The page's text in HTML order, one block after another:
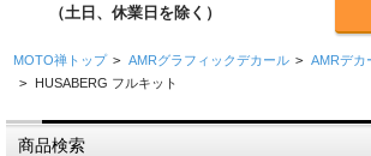
（土日、休業日を除く）
MOTO禅トップ > AMRグラフィックデカール > AMRデカ
> HUSABERG フルキット
商品検索